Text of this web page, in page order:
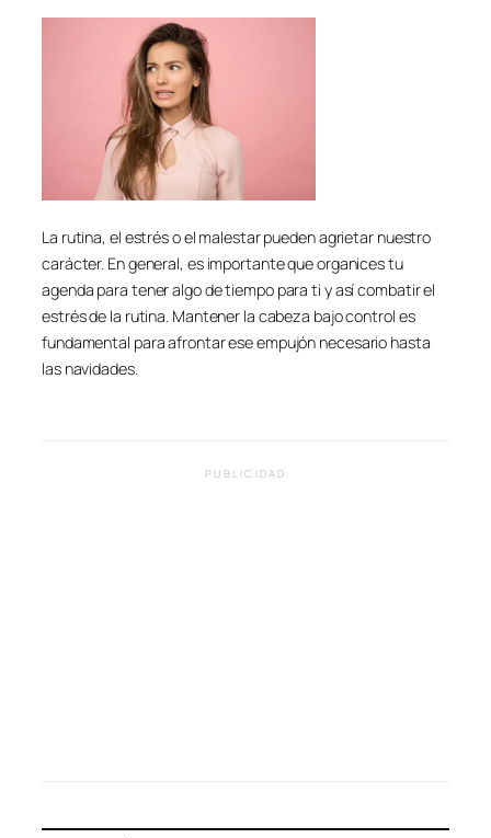
La rutina, el estrés o el malestar pueden agrietar nuestro
carácter. En general, es importante que organices tu
agenda para tener algo de tiempo para ti y así combatir el
estrés de la rutina. Mantener la cabeza bajo control es
fundamental para afrontar ese empujón necesario hasta
las navidades.
PUBLICIDAD